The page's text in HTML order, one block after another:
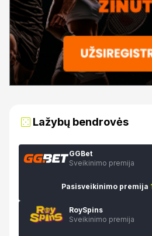
Lažybų bendrovės
GGBet
Sveikinimo premija
Pasisveikinimo premija
RoySpins
Sveikinimo premija